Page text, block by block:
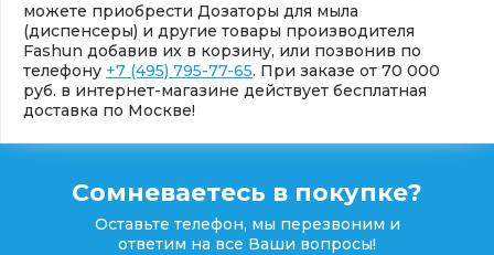
можете приобрести Дозаторы для мыла
(диспенсеры) и другие товары производителя
Fashun добавив их в корзину, или позвонив по
телефону +7 (495) 795-77-65. При заказе от 70 000
руб. в интернет-магазине действует бесплатная
доставка по Москве!
Сомневаетесь в покупке?
Оставьте телефон, мы перезвоним и
ответим на все Ваши вопросы!